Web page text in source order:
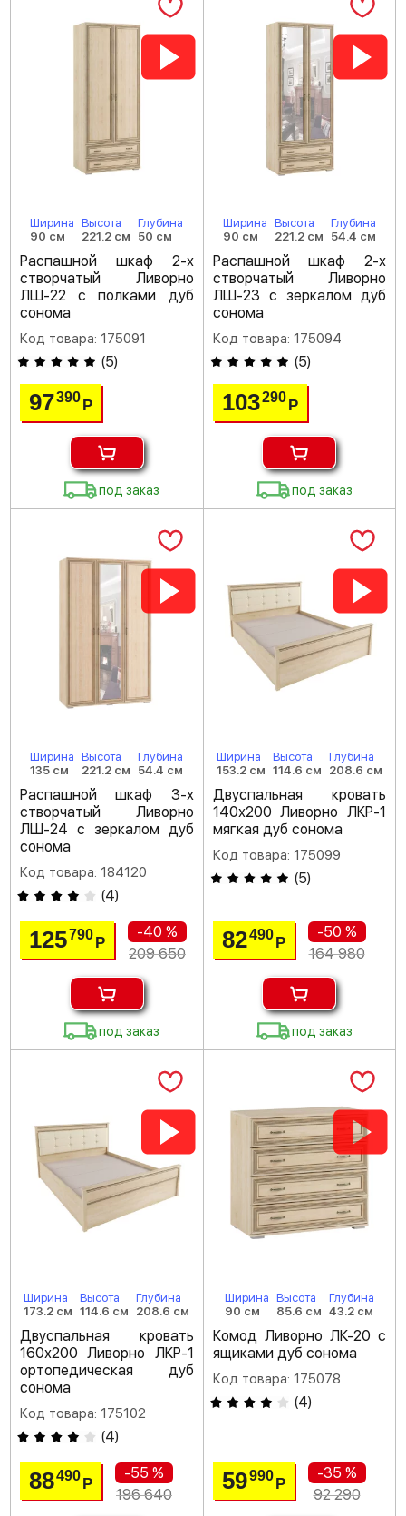
Ширина
90 см
Высота
221.2 см
Глубина
50 см
Распашной шкаф 2-х
створчатый Ливорно
ЛШ-22 с полками дуб
сонома
Код товара: 175091
(5)
97390Р
под заказ
Ширина
90 см
Высота
221.2 см
Глубина
54.4 см
Распашной шкаф 2-х
створчатый Ливорно
ЛШ-23 с зеркалом дуб
сонома
Код товара: 175094
(5)
103290 Р
под заказ
Ширина
135 см
Высота
221.2 см
Глубина
54.4 см
Распашной шкаф 3-х
створчатый Ливорно
ЛШ-24 с зеркалом дуб
сонома
Код товара: 184120
(4)
125790Р
-40 %
209 650
под заказ
Ширина
153.2 см
Высота
114.6 см
Глубина
208.6 см
Двуспальная кровать
140х200 Ливорно ЛКР-1
мягкая дуб сонома
Код товара: 175099
(5)
82490 Р
-50 %
164 980
под заказ
Ширина
173.2 см
Высота
114.6 см
Глубина
208.6 см
Двуспальная кровать
160х200 Ливорно ЛКР-1
ортопедическая дуб
сонома
Код товара: 175102
(4)
88490Р
-55 %
196 640
Ширина
90 см
Высота
85.6 см
Глубина
43.2 см
Комод Ливорно ЛК-20 с
ящиками дуб сонома
Код товара: 175078
(4)
59990 Р
-35 %
92 290